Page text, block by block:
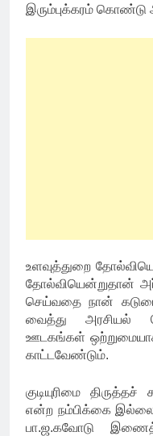
இரும்புக்கரம் கொண்டு
உளவுத்துறை
தோல்வியென்றுதான்
செய்வதை நான்
வைத்து அரசியல்
ஊடகங்கள்
காட்டவேண்டும்.
குடியுரிமை
என்ற நம்பிக்கை
பா.ஜ.கவோடு